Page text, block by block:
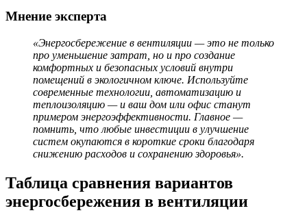
Мнение эксперта
«Энергосбережение в вентиляции — это не только
про уменьшение затрат, но и про создание
комфортных и безопасных условий внутри
помещений в экологичном ключе. Используйте
современные технологии, автоматизацию и
теплоизоляцию — и ваш дом или офис станут
примером энергоэффективности. Главное —
помнить, что любые инвестиции в улучшение
систем окупаются в короткие сроки благодаря
снижению расходов и сохранению здоровья».
Таблица сравнения вариантов
энергосбережения в вентиляции